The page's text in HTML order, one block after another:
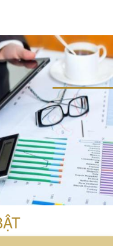
bị buồng phòng